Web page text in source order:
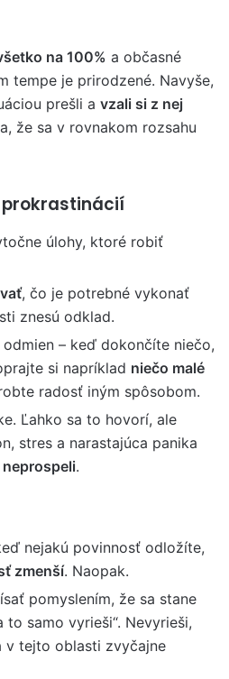
na 100% a občasné
tempe je prirodzené. Navyše,
prešli a vzali si z nej
že sa v rovnakom rozsahu
prokrastinácií
úlohy, ktoré robiť
, čo je potrebné vykonať
znesú odklad.
– keď dokončíte niečo,
si napríklad niečo malé
radosť iným spôsobom.
Ľahko sa to hovorí, ale
stres a narastajúca panika
.
nejakú povinnosť odložíte,
zmenší. Naopak.
pomyslením, že sa stane
to samo vyrieši“. Nevyrieši,
v tejto oblasti zvyčajne